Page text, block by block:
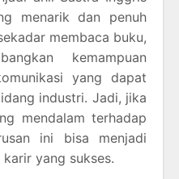
menarik dan penuh
membaca buku,
kemampuan
yang dapat
industri. Jadi, jika
mendalam terhadap
ini bisa menjadi
yang sukses.